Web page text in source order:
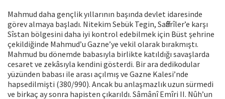
Mahmud daha gençlik yıllarının başında devlet idaresinde
görev almaya başladı. Nitekim Sebük Tegin, Saffârîler’e karşı
Sîstan bölgesini daha iyi kontrol edebilmek için Büst şehrine
çekildiğinde Mahmud’u Gazne’ye vekil olarak bırakmıştı.
Mahmud bu dönemde babasıyla birlikte katıldığı savaşlarda
cesaret ve zekâsıyla kendini gösterdi. Bir ara dedikodular
yüzünden babası ile arası açılmış ve Gazne Kalesi’nde
hapsedilmişti (380/990). Ancak bu anlaşmazlık uzun sürmedi
ve birkaç ay sonra hapisten çıkarıldı. Sâmânî Emîri II. Nûh’un